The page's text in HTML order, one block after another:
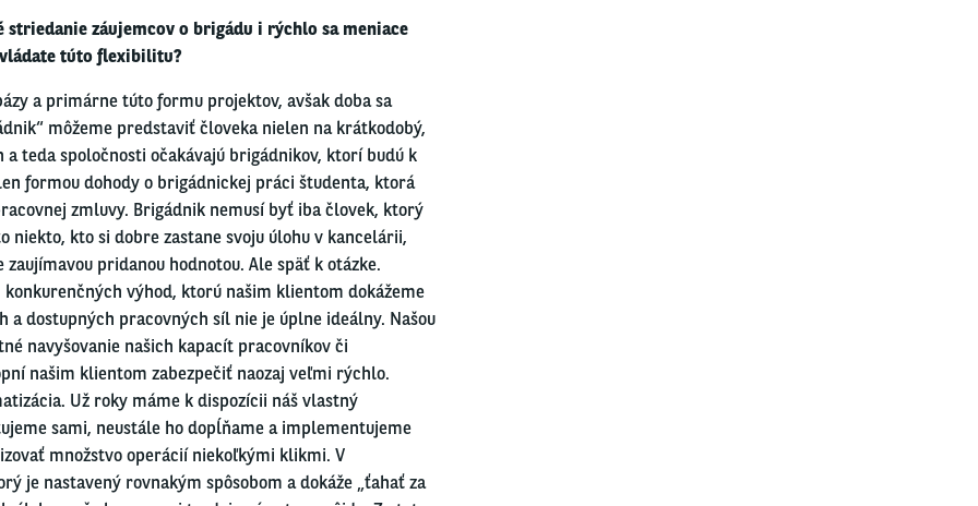
striedanie záujemcov o brigádu i rýchlo sa meniace
túto flexibilitu?
a primárne túto formu projektov, avšak doba sa
môžeme predstaviť človeka nielen na krátkodobý,
teda spoločnosti očakávajú brigádnikov, ktorí budú k
formou dohody o brigádnickej práci študenta, ktorá
zmluvy. Brigádnik nemusí byť iba človek, ktorý
niekto, ktosi dobre zastane svoju úlohu v kancelárii,
pridanou hodnotou. Ale späť k otázke.
výhod, ktorú našim klientom dokážeme
a dostupných pracovných síl nie je úplne ideálny. Našou
navyšovanie našich kapacít pracovníkov či
našim klientom zabezpečiť naozaj veľmi rýchlo.
Už roky máme k dispozícii náš vlastný
sami, neustále ho dopĺňame a implementujeme
množstvo operácií niekoľkými klikmi. V
je nastavený rovnakým spôsobom a dokáže „ťahať za